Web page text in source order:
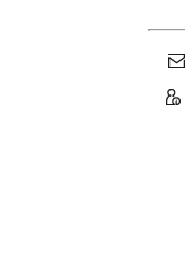
Klötze, Stadt
Könnern, Stadt